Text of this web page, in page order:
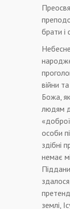
брати і
війни
Божа,
людям
особи
здібні
немає
землі,